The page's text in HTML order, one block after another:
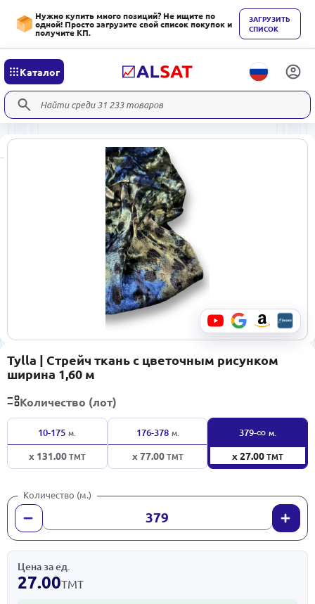
Нужно купить много позиций? Не ищите по
одной! Просто загрузите свой список покупок и
получите КП.
ЗАГРУЗИТЬ
СПИСОК
Каталог
Tylla | Стрейч ткань с цветочным рисунком
ширина 1,60 м
Количество (лот)
10-175 м.
x 131.00ТМТ
176-378 м.
x 77.00ТМТ
379-∞ м.
x 27.00ТМТ
Количество (м.)
Цена за ед.
27.00ТМТ